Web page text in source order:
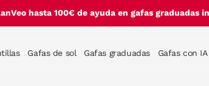
hasta 100€ de ayuda en gafas graduadas
Gafas de sol Gafas graduadas Gafas con IA